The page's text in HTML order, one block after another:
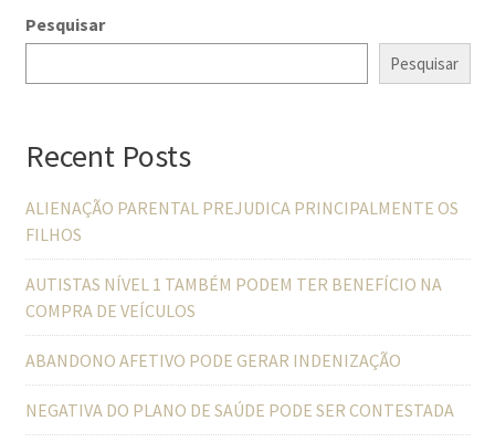
Pesquisar
Pesquisar
Recent Posts
ALIENAÇÃO PARENTAL PREJUDICA PRINCIPALMENTE OS
FILHOS
AUTISTAS NÍVEL 1 TAMBÉM PODEM TER BENEFÍCIO NA
COMPRA DE VEÍCULOS
ABANDONO AFETIVO PODE GERAR INDENIZAÇÃO
NEGATIVA DO PLANO DE SAÚDE PODE SER CONTESTADA